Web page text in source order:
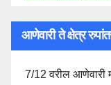
आणेवारी ते क्षेत्र
7/12 वरील आणेवारी